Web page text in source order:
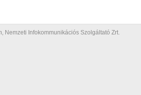
Nemzeti Infokommunikációs Szolgáltató Zrt.